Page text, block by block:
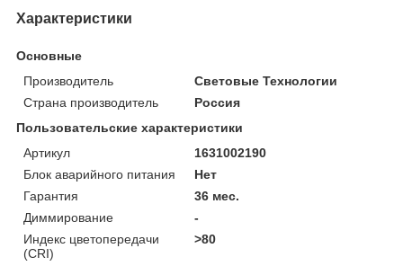
Характеристики
Основные
Производитель
Световые Технологии
Страна производитель
Россия
Пользовательские характеристики
Артикул
1631002190
Блок аварийного питания
Нет
Гарантия
36 мес.
Диммирование
-
Индекс цветопередачи
(CRI)
>80